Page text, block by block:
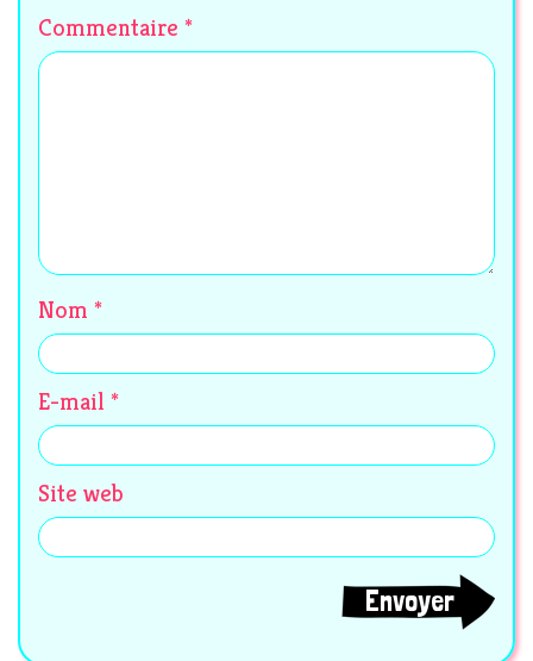
Commentaire *
Nom *
E-mail *
Site web